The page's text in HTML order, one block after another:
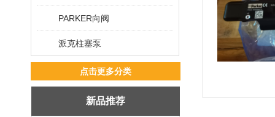
PARKER向阀
派克柱塞泵
点击更多分类
新品推荐